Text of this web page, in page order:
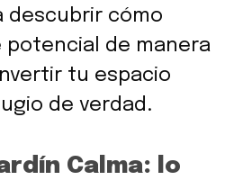
descubrir cómo
potencial de manera
tu espacio
de verdad.
Calma: lo